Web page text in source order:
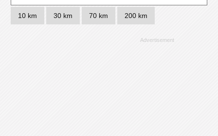
10 km 30 km 70 km 200 km